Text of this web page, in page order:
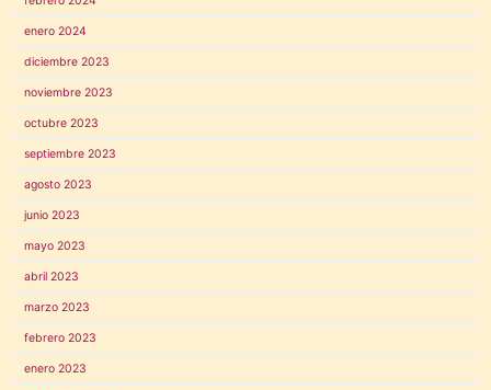
enero 2024
diciembre 2023
noviembre 2023
octubre 2023
septiembre 2023
agosto 2023
junio 2023
mayo 2023
abril 2023
marzo 2023
febrero 2023
enero 2023